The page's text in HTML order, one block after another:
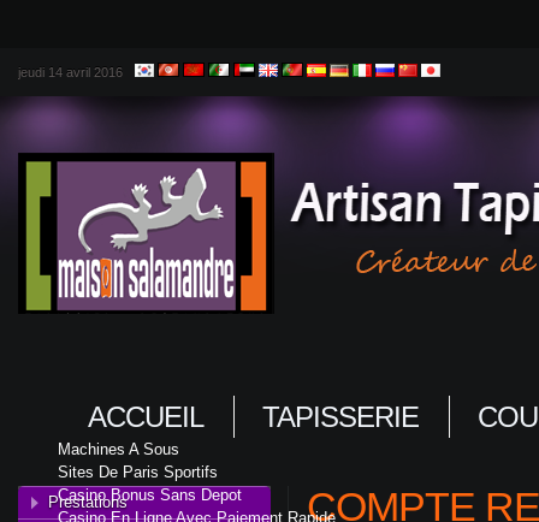
jeudi 14 avril 2016
ACCUEIL TAPISSERIE
Machines A Sous
Sites De Paris Sportifs
Casino Bonus Sans Depot
Casino En Ligne Avec Paiement RapideCOMPTE
Prestations